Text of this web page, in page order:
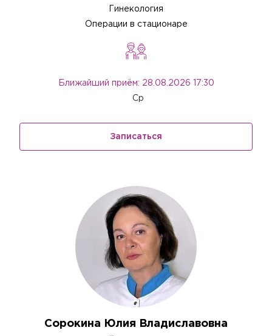
Гинекология
Операции в стационаре
Ближайший приём: 28.08.2026 17:30
Ср
Записаться
Сорокина Юлия Владиславовна